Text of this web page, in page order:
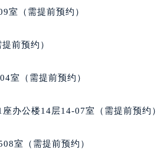
14楼14D（需提前预约）
13层07室（需提前预约）
1707室（需提前预约）
2002室（需提前预约）
楼21层2102室（需提前预约）
室（需提前预约）
前预约）
室（需提前预约）
办公楼14层14-07室（需提前预约）
室（需提前预约）